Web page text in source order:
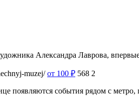
Александра Лаврова,
muzej/ от 100 ₽ 568 2
появляются события рядом с